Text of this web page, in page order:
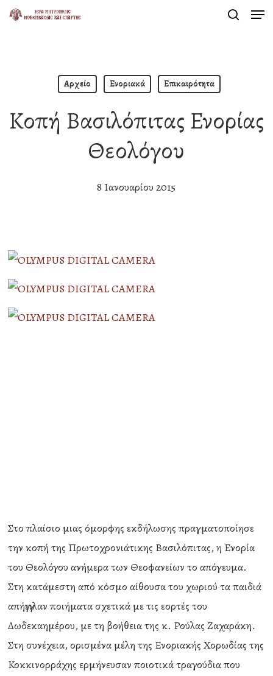
Skip
Αρχείο Ενοριακά Επικαιρότητα
Κοπή Βασιλόπιτας Ενορίας
Θεολόγου
8 Ιανουαρίου 2015
Στο πλαίσιο μιας όμορφης εκδήλωσης πραγματοποίησε
την κοπή της Πρωτοχρονιάτικης Βασιλόπιτας, η Ενορία
του Θεολόγου ανήμερα των Θεοφανείων το απόγευμα.
Στη κατάμεστη από κόσμο αίθουσα του χωριού τα παιδιά
απήγγειλαν ποιήματα σχετικά με τις εορτές του
Δωδεκαημέρου, με τη βοήθεια της κ. Ρούλας Ζαχαράκη.
Στη συνέχεια, ορισμένα μέλη της Ενοριακής Χορωδίας της
Κοκκινορράχης ερμήνευσαν ποιοτικά τραγούδια που